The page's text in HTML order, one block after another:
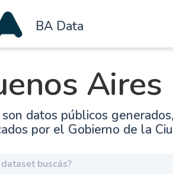
BA Data
Aires
datos públicos
por el Gobierno de la